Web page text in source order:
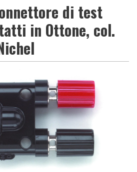
di test
in Ottone, col.